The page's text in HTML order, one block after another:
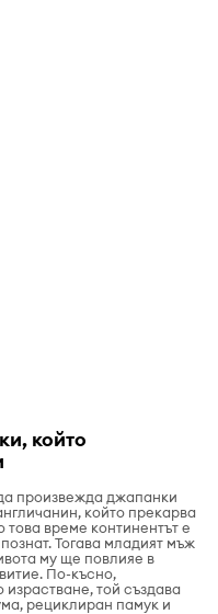
който
произвежда джапанки
който прекарва
това време континентът е
Тогава младият мъж
му ще повлияе в
По-късно,
той създава
рециклиран памук и